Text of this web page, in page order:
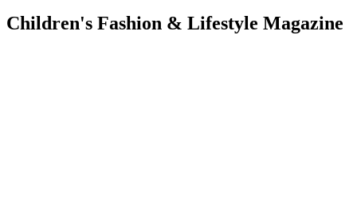
Children's Fashion & Lifestyle Magazine